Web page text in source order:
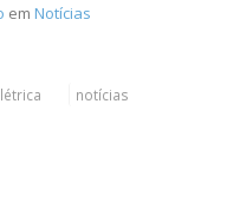
em Notícias
notícias